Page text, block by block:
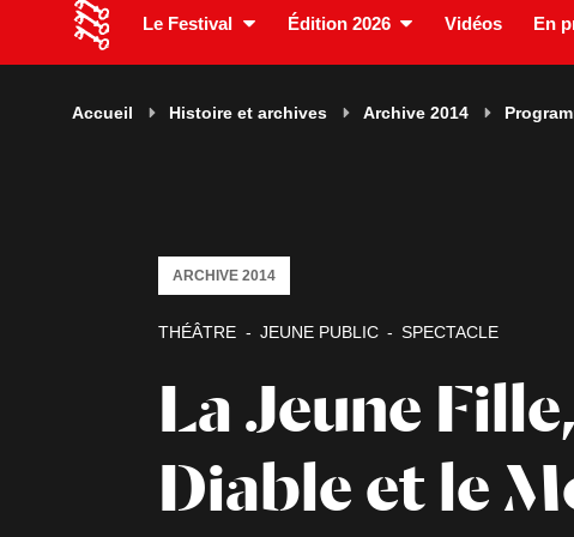
Le Festival Édition 2026 Vidéos En
Accueil Histoire et archives Archive 2014
La Jeune
Diable et le
THÉÂTRE JEUNE PUBLIC SPECTACLE
ARCHIVE 2014